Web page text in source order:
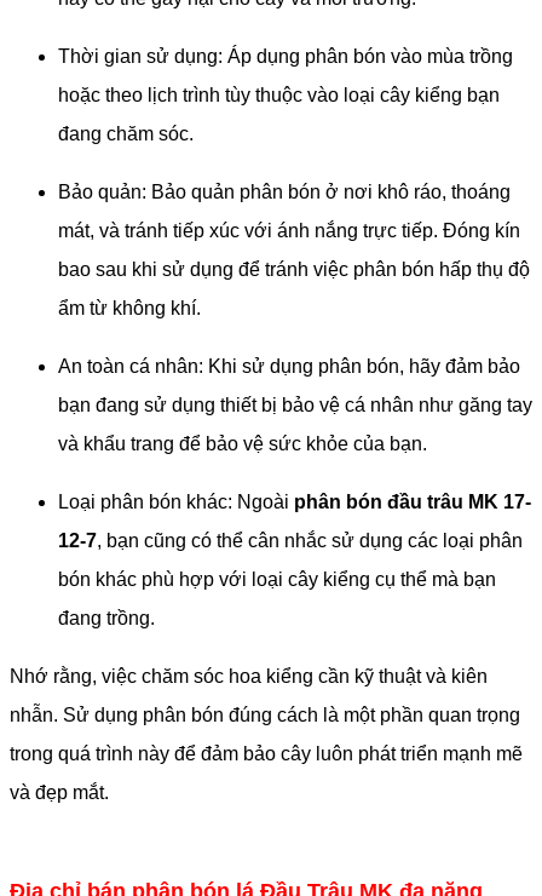
Thời gian sử dụng: Áp dụng phân bón vào mùa trồng
hoặc theo lịch trình tùy thuộc vào loại cây kiểng bạn
đang chăm sóc.
Bảo quản: Bảo quản phân bón ở nơi khô ráo, thoáng
mát, và tránh tiếp xúc với ánh nắng trực tiếp. Đóng kín
bao sau khi sử dụng để tránh việc phân bón hấp thụ độ
ẩm từ không khí.
An toàn cá nhân: Khi sử dụng phân bón, hãy đảm bảo
bạn đang sử dụng thiết bị bảo vệ cá nhân như găng tay
và khẩu trang để bảo vệ sức khỏe của bạn.
Loại phân bón khác: Ngoài phân bón đầu trâu MK 17-
12-7, bạn cũng có thể cân nhắc sử dụng các loại phân
bón khác phù hợp với loại cây kiểng cụ thể mà bạn
đang trồng.
Nhớ rằng, việc chăm sóc hoa kiểng cần kỹ thuật và kiên
nhẫn. Sử dụng phân bón đúng cách là một phần quan trọng
trong quá trình này để đảm bảo cây luôn phát triển mạnh mẽ
và đẹp mắt.